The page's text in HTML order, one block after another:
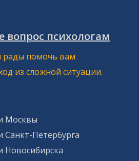
вопрос психологам
помочь вам
из сложной ситуации.
Москвы
Санкт-Петербурга
Новосибирска